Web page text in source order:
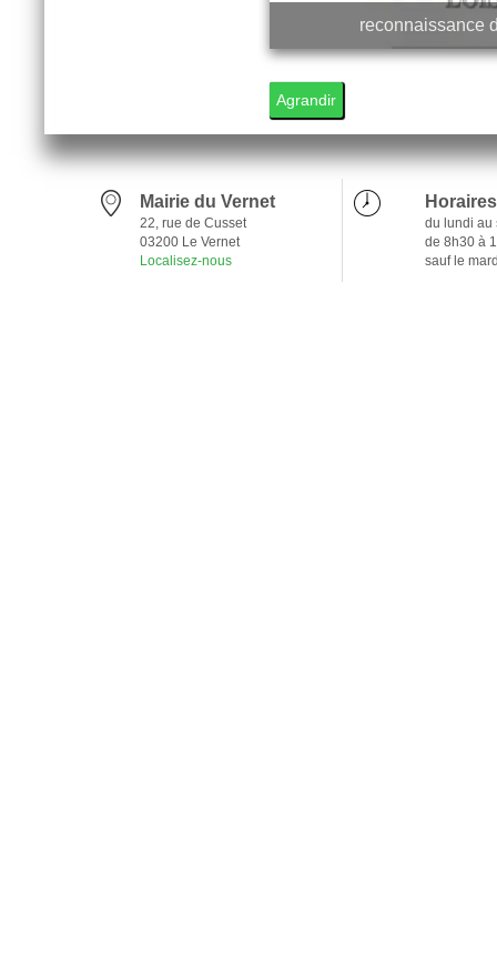
reconnaissance
Agrandir
Mairie du Vernet
22, rue de Cusset
03200 Le Vernet
Localisez-nous
du lundi au
de 8h30 à
sauf le